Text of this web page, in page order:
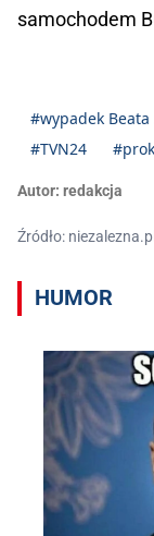
samochodem
#wypadek Beata
#TVN24
Autor: redakcja
Źródło:
HUMOR